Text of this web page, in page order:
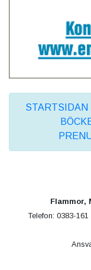
STARTSIDAN
Flammor,
Telefon: 0383-